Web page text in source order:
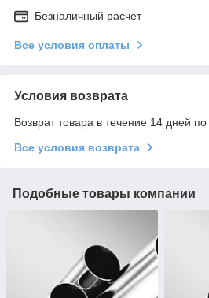
Безналичный расчет
Все условия оплаты
Условия возврата
Возврат товара в течение 14 дней
Все условия возврата
Подобные товары компании